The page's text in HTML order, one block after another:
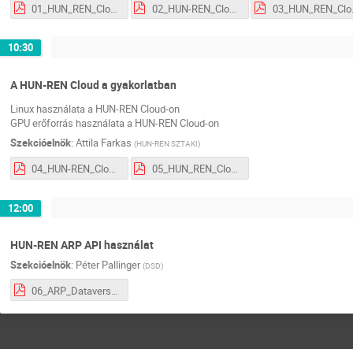
01_HUN_REN_Cloud_Intro_FA.pdf 02_HUN-REN_Cloud_Regisztracio_FA.pdf
10:30
A HUN-REN Cloud a gyakorlatban
Linux használata a HUN-REN Cloud-on
GPU erőforrás használata a HUN-REN Cloud-on
Szekcióelnök: Attila Farkas (HUN-REN SZTAKI)
04_HUN-REN_Cloud_Linux_FA.pdf 05_HUN_REN_Cloud_GPU_FA.pdf
12:00
HUN-REN ARP API használat
Szekcióelnök: Péter Pallinger (DSD)